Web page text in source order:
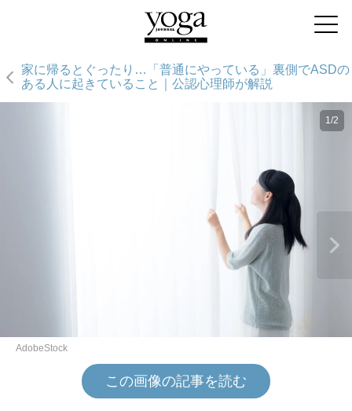
家に帰るとぐったり…「普通にやっている」裏側でASDの
ある人に起きていること｜公認心理師が解説
1/2
AdobeStock
この画像の記事を読む